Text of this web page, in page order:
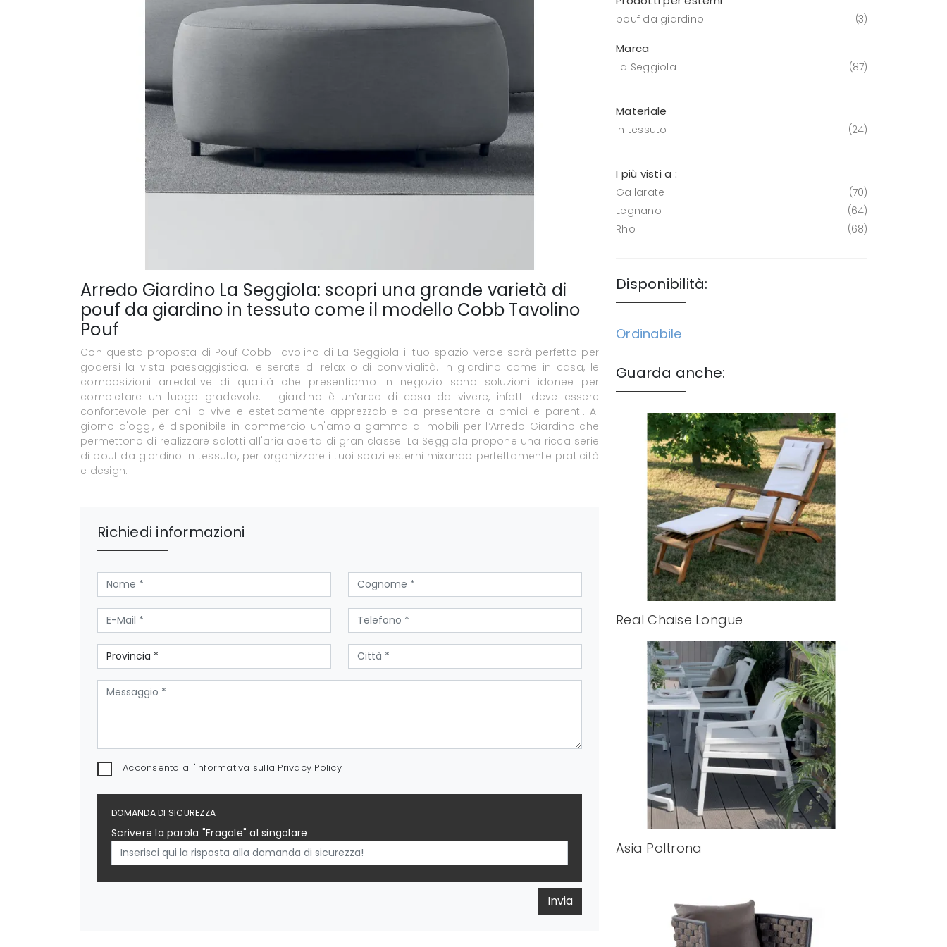
Arredo Giardino La Seggiola: scopri una grande varietà di
pouf da giardino in tessuto come il modello Cobb Tavolino
Pouf
Con questa proposta di Pouf Cobb Tavolino di La Seggiola il tuo spazio verde sarà perfetto per
godersi la vista paesaggistica, le serate di relax o di convivialità. In giardino come in casa, le
composizioni arredative di qualità che presentiamo in negozio sono soluzioni idonee per
completare un luogo gradevole. Il giardino è un’area di casa da vivere, infatti deve essere
confortevole per chi lo vive e esteticamente apprezzabile da presentare a amici e parenti. Al
giorno d'oggi, è disponibile in commercio un'ampia gamma di mobili per l’Arredo Giardino che
permettono di realizzare salotti all'aria aperta di gran classe. La Seggiola propone una ricca serie
di pouf da giardino in tessuto, per organizzare i tuoi spazi esterni mixando perfettamente praticità
e design.
Richiedi informazioni
Acconsento all'informativa sulla Privacy Policy
DOMANDA DI SICUREZZA
Scrivere la parola "Fragole" al singolare
Invia
pouf da giardino 3
Marca
La Seggiola 87
Materiale
in tessuto 24
I più visti a :
Gallarate
70
Legnano
64
Rho
68
Disponibilità:
Ordinabile
Guarda anche:
Real Chaise Longue
Asia Poltrona